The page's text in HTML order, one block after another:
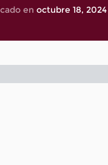
en octubre 18, 2024